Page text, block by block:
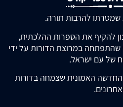
שמטרתו להרבות תורה.
להקיף את הספרות ההלכתית,
שהתפתחה במרוצת הדורות על ידי
של עם ישראל.
האמונית שצמחה בדורות